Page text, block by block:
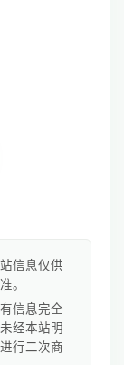
信息仅供
。
信息完全
经本站明
行二次商